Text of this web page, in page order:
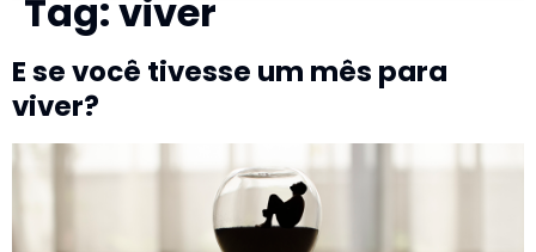
Tag:viver
E se você tivesse um mês para
viver?